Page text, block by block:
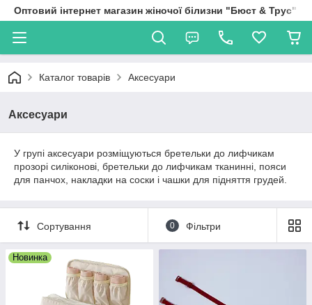
Оптовий інтернет магазин жіночої білизни "Бюст & Трус"
Каталог товарів Аксесуари
Аксесуари
У групі аксесуари розміщуються бретельки до лифчикам
прозорі силіконові, бретельки до лифчикам тканинні, пояси
для панчох, накладки на соски і чашки для підняття грудей.
Сортування 0 Фільтри
Новинка